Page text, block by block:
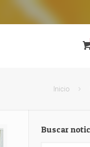
Inicio
Buscar